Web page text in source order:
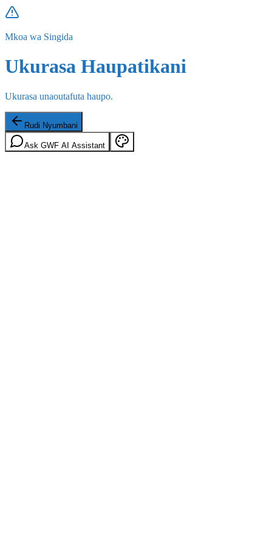
Mkoa wa Singida
Ukurasa Haupatikani
Ukurasa unaoutafuta haupo.
Rudi Nyumbani
Ask GWF AI Assistant